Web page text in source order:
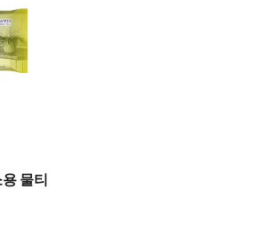
물티